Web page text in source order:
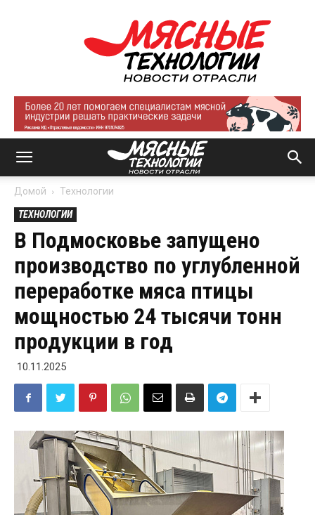
Мясные
технологии
|
Новости
отрасли
Домой Технологии
ТЕХНОЛОГИИ
В Подмосковье запущено
производство по углубленной
переработке мяса птицы
мощностью 24 тысячи тонн
продукции в год
10.11.2025